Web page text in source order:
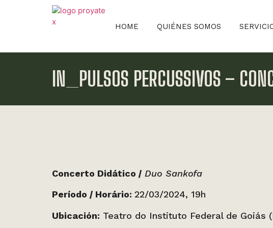
HOME QUIÉNES SOMOS
IN_PULSOS PERCUSSIVOS –
Concerto Didático | Duo Sankofa
Período | Horário: 22/03/2024, 19h
Ubicación: Teatro do Instituto Federal de Goiás